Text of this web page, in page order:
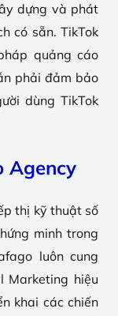
dựng và phát
có sẵn. TikTok
quảng cáo
phải đảm bảo
dùng TikTok
Agency
thị kỹ thuật số
minh trong
luôn cung
Marketing hiệu
khai các chiến